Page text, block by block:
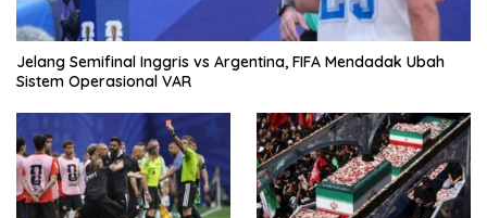
Jelang Semifinal Inggris vs Argentina, FIFA Mendadak Ubah
Sistem Operasional VAR